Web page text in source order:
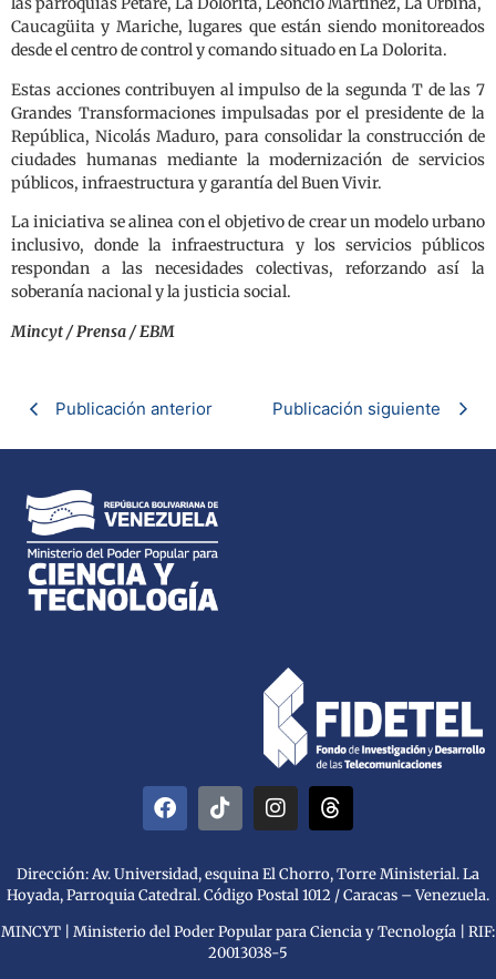
Caucagüita​ y Mariche, lugares que están siendo monitoreados
desde el centro de control y comando situado en La Dolorita.
Estas acciones contribuyen al impulso de la segunda T de las 7
Grandes Transformaciones impulsadas por el presidente de la
República, Nicolás Maduro, para consolidar la construcción de
ciudades humanas mediante la modernización de servicios
públicos, infraestructura y garantía del Buen Vivir.
La iniciativa se alinea con el objetivo de crear un modelo urbano
inclusivo, donde la infraestructura y los servicios públicos
respondan a las necesidades colectivas, reforzando así la
soberanía nacional y la justicia social.
Mincyt / Prensa / EBM
Publicación anterior Publicación siguiente
Dirección: Av. Universidad, esquina El Chorro, Torre Ministerial. La
Hoyada, Parroquia Catedral. Código Postal 1012 / Caracas – Venezuela.
MINCYT | Ministerio del Poder Popular para Ciencia y Tecnología | RIF:
20013038-5